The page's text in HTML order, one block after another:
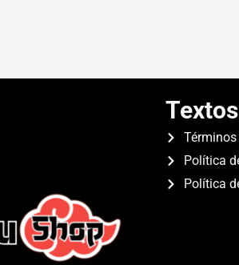
Política
Política